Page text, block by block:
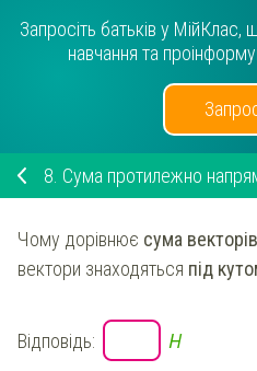
Запросіть батьків у
навчання та
8. Сума протилежно
Чому дорівнює сума векторів
вектори знаходяться під
Відповідь: Н